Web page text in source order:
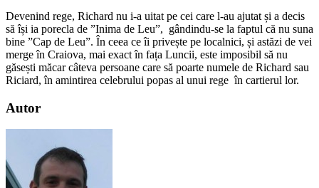
Devenind rege, Richard nu i-a uitat pe cei care l-au ajutat și a decis
să își ia porecla de ”Inima de Leu”, gândindu-se la faptul că nu suna
bine ”Cap de Leu”. În ceea ce îi privește pe localnici, și astăzi de vei
merge în Craiova, mai exact în fața Luncii, este imposibil să nu
găsești măcar câteva persoane care să poarte numele de Richard sau
Riciard, în amintirea celebrului popas al unui rege în cartierul lor.
Autor